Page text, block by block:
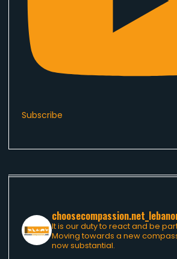
Subscribe
It is our duty to react and be
Moving towards a new
now substantial.